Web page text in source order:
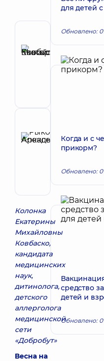
Автор
Ковбаско
Аллерголог;
Аллерголог
Рыков
Алексей
Педиатр;
Запись
Колонка
Екатерины
Михайловны
Ковбаско,
кандидата
медицинских
наук,
дитинолога,
детского
аллерголога
медицинской
сети
«Добробут»
Весна на
для детей
Обновлено:
Когда и с
прикорм?
Обновлено:
средство
детей и
Обновлено: